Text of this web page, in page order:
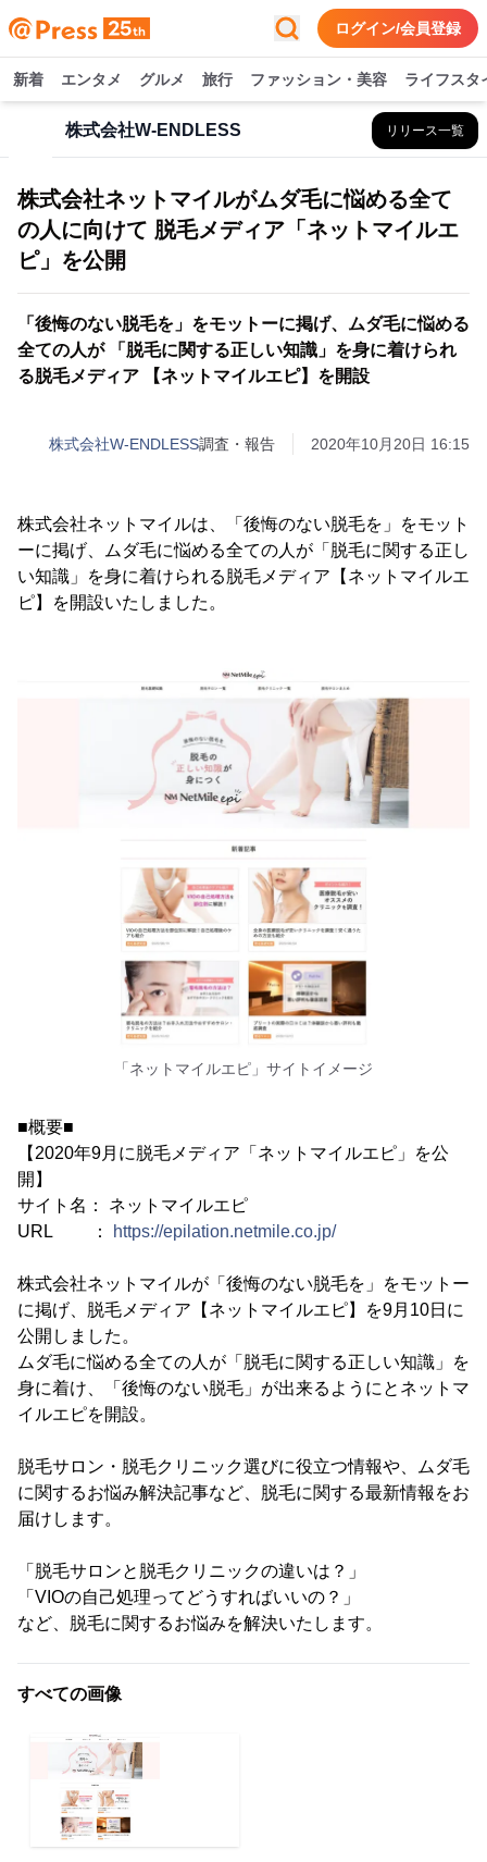
ログイン/会員登録
新着 エンタメ グルメ 旅行 ファッション・美容 ライフスタ
株式会社W-ENDLESS リリース一覧
株式会社ネットマイルがムダ毛に悩める全て
の人に向けて 脱毛メディア「ネットマイルエ
ピ」を公開
「後悔のない脱毛を」をモットーに掲げ、ムダ毛に悩める
全ての人が 「脱毛に関する正しい知識」を身に着けられ
る脱毛メディア 【ネットマイルエピ】を開設
株式会社W-ENDLESS調査・報告 2020年10月20日 16:15
株式会社ネットマイルは、「後悔のない脱毛を」をモット
ーに掲げ、ムダ毛に悩める全ての人が「脱毛に関する正し
い知識」を身に着けられる脱毛メディア【ネットマイルエ
ピ】を開設いたしました。
「ネットマイルエピ」サイトイメージ
■概要■
【2020年9月に脱毛メディア「ネットマイルエピ」を公
開】
サイト名： ネットマイルエピ
URL ：
https://epilation.netmile.co.jp/
株式会社ネットマイルが「後悔のない脱毛を」をモットー
に掲げ、脱毛メディア【ネットマイルエピ】を9月10日に
公開しました。
ムダ毛に悩める全ての人が「脱毛に関する正しい知識」を
身に着け、「後悔のない脱毛」が出来るようにとネットマ
イルエピを開設。
脱毛サロン・脱毛クリニック選びに役立つ情報や、ムダ毛
に関するお悩み解決記事など、脱毛に関する最新情報をお
届けします。
「脱毛サロンと脱毛クリニックの違いは？」
「VIOの自己処理ってどうすればいいの？」
など、脱毛に関するお悩みを解決いたします。
すべての画像